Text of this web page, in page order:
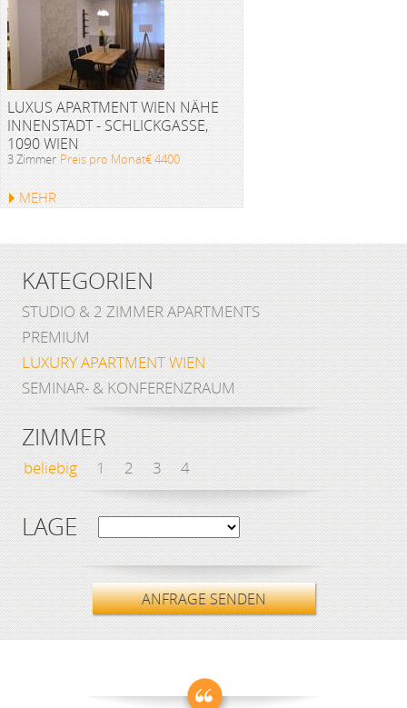
LUXUS APARTMENT WIEN NÄHE
INNENSTADT - SCHLICKGASSE,
1090 WIEN
3 Zimmer Preis pro Monat€ 4400
MEHR
KATEGORIEN
STUDIO & 2 ZIMMER APARTMENTS
PREMIUM
LUXURY APARTMENT WIEN
SEMINAR- & KONFERENZRAUM
ZIMMER
beliebig 1 2 3 4
LAGE
ANFRAGE SENDEN